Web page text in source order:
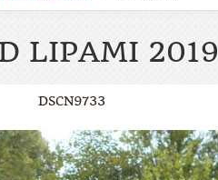
LIPAMI 2019
DSCN9733